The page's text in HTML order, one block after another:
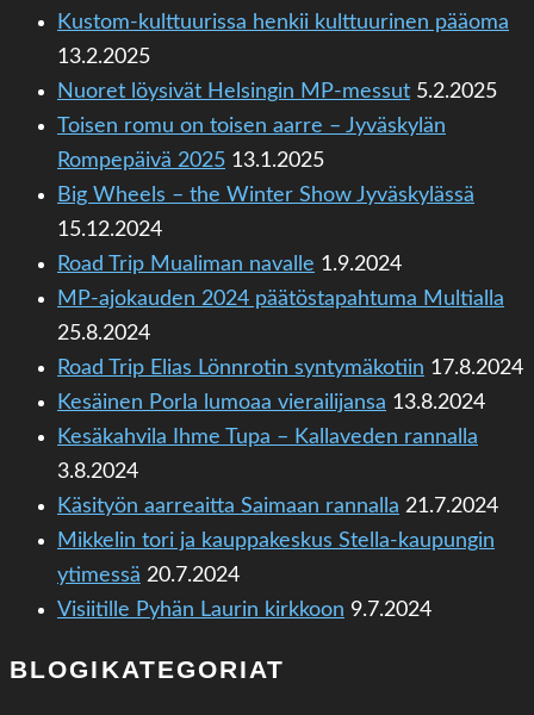
Kustom-kulttuurissa henkii kulttuurinen pääoma
13.2.2025
Nuoret löysivät Helsingin MP-messut 5.2.2025
Toisen romu on toisen aarre – Jyväskylän
Rompepäivä 2025 13.1.2025
Big Wheels – the Winter Show Jyväskylässä
15.12.2024
Road Trip Mualiman navalle 1.9.2024
MP-ajokauden 2024 päätöstapahtuma Multialla
25.8.2024
Road Trip Elias Lönnrotin syntymäkotiin 17.8.2024
Kesäinen Porla lumoaa vierailijansa 13.8.2024
Kesäkahvila Ihme Tupa – Kallaveden rannalla
3.8.2024
Käsityön aarreaitta Saimaan rannalla 21.7.2024
Mikkelin tori ja kauppakeskus Stella-kaupungin
ytimessä 20.7.2024
Visiitille Pyhän Laurin kirkkoon 9.7.2024
BLOGIKATEGORIAT